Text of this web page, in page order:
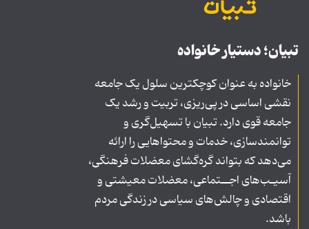
تبیان؛ دستیار خانواده
خانواده به عنوان کوچکترین سلول یک جامعه
نقشی اساسی در پی‌ریزی، تربیت و رشد یک
جامعه قوی دارد. تبیان با تسهیل‌گری و
توانمندسازی، خدمات و محتواهایی را ارائه
می‌دهد که بتواند گره‌گشای معضلات فرهنگی،
آسیـب‌های اجــتماعی، معضلات معیشتی و
اقتصادی و چالش‌های سیاسی در زندگی مردم
باشد.